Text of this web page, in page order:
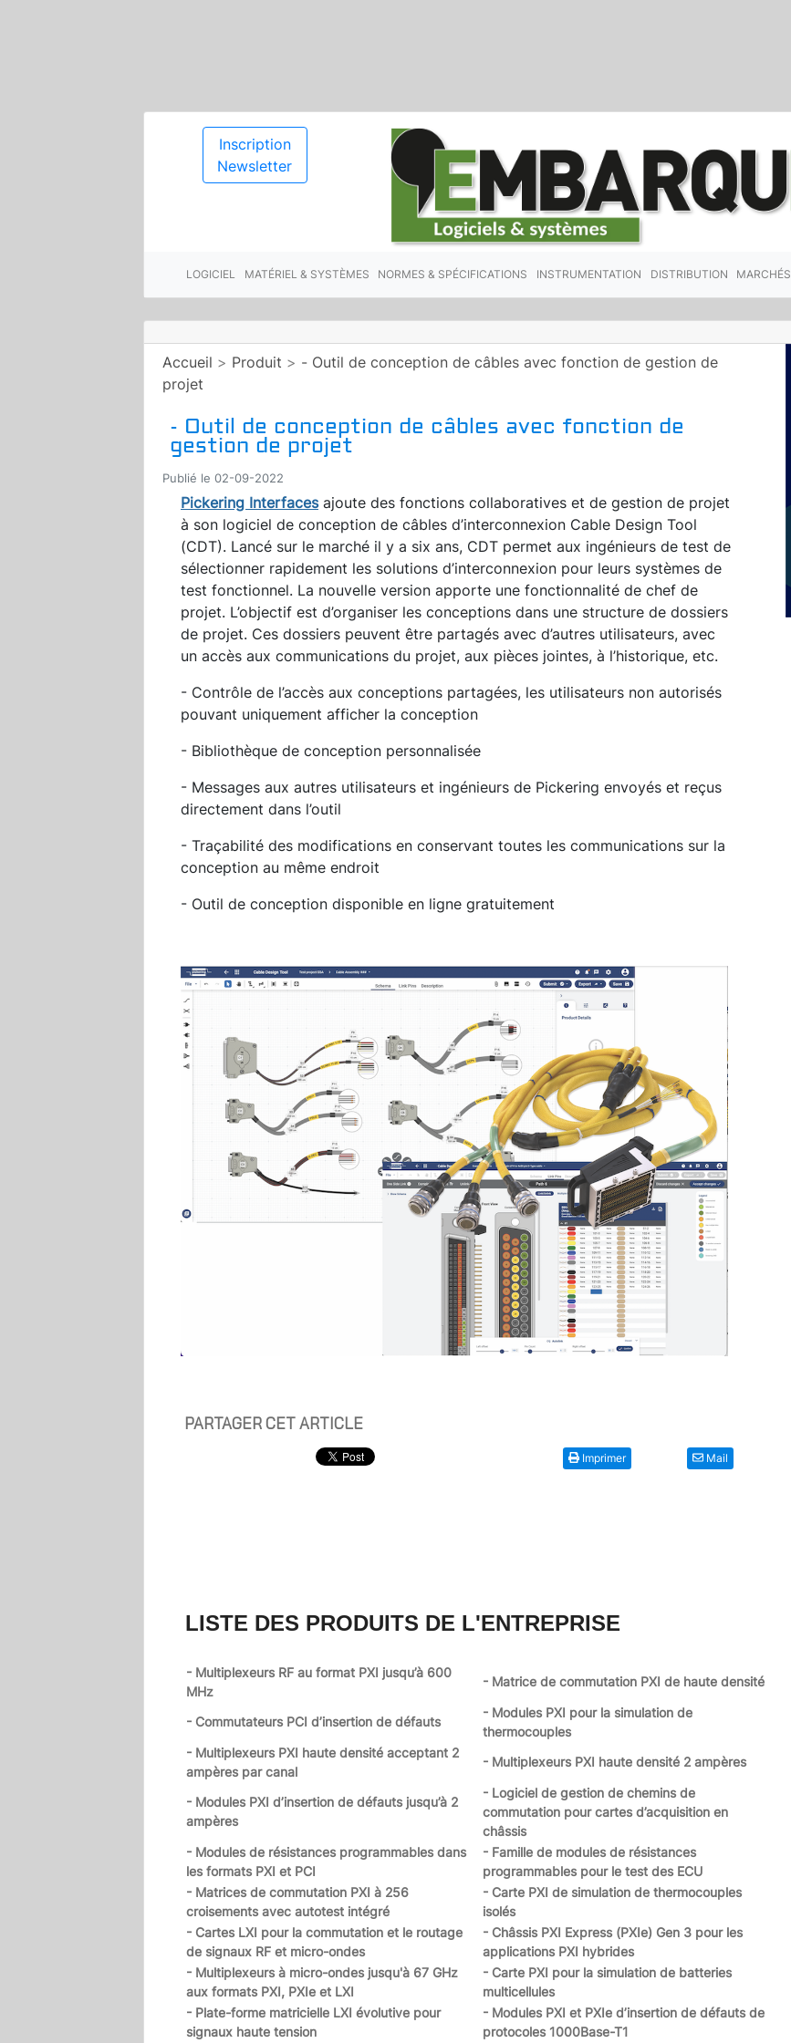
Inscription
Newsletter
LOGICIEL MATÉRIEL & SYSTÈMES NORMES & SPÉCIFICATIONS INSTRUMENTATION DISTRIBUTION MARCHÉS
Accueil > Produit > - Outil de conception de câbles avec fonction de gestion de
projet
- Outil de conception de câbles avec fonction de
gestion de projet
Publié le 02-09-2022
Pickering Interfacesajoute des fonctions collaboratives et de gestion de projet
à son logiciel de conception de câbles d’interconnexion Cable Design Tool
(CDT). Lancé sur le marché il y a six ans, CDT permet aux ingénieurs de test de
sélectionner rapidement les solutions d’interconnexion pour leurs systèmes de
test fonctionnel. La nouvelle version apporte une fonctionnalité de chef de
projet. L’objectif est d’organiser les conceptions dans une structure de dossiers
de projet. Ces dossiers peuvent être partagés avec d’autres utilisateurs, avec
un accès aux communications du projet, aux pièces jointes, à l’historique, etc.
- Contrôle de l’accès aux conceptions partagées, les utilisateurs non autorisés
pouvant uniquement afficher la conception
- Bibliothèque de conception personnalisée
- Messages aux autres utilisateurs et ingénieurs de Pickering envoyés et reçus
directement dans l’outil
- Traçabilité des modifications en conservant toutes les communications sur la
conception au même endroit
- Outil de conception disponible en ligne gratuitement
PARTAGER CET ARTICLE
Imprimer Mail
LISTE DES PRODUITS DE L'ENTREPRISE
- Multiplexeurs RF au format PXI jusqu’à 600
MHz
- Matrice de commutation PXI de haute densité
- Commutateurs PCI d’insertion de défauts
- Modules PXI pour la simulation de
thermocouples
- Multiplexeurs PXI haute densité acceptant 2
ampères par canal
- Multiplexeurs PXI haute densité 2 ampères
- Modules PXI d’insertion de défauts jusqu’à 2
ampères
- Logiciel de gestion de chemins de
commutation pour cartes d’acquisition en
châssis
- Modules de résistances programmables dans
les formats PXI et PCI
- Famille de modules de résistances
programmables pour le test des ECU
- Matrices de commutation PXI à 256
croisements avec autotest intégré
- Carte PXI de simulation de thermocouples
isolés
- Cartes LXI pour la commutation et le routage
de signaux RF et micro-ondes
- Châssis PXI Express (PXIe) Gen 3 pour les
applications PXI hybrides
- Multiplexeurs à micro-ondes jusqu'à 67 GHz
aux formats PXI, PXIe et LXI
- Carte PXI pour la simulation de batteries
multicellules
- Plate-forme matricielle LXI évolutive pour
signaux haute tension
- Modules PXI et PXIe d’insertion de défauts de
protocoles 1000Base-T1